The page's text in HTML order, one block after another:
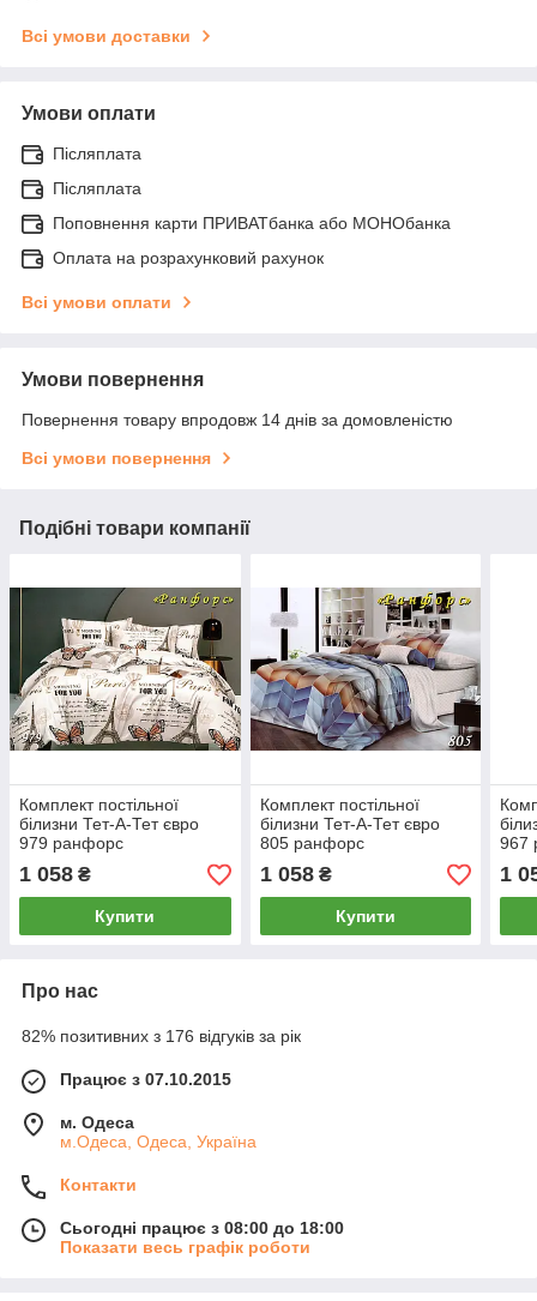
Всі умови доставки
Умови оплати
Післяплата
Післяплата
Поповнення карти ПРИВАТбанка або МОНОбанка
Оплата на розрахунковий рахунок
Всі умови оплати
Умови повернення
Повернення товару впродовж 14 днів за домовленістю
Всі умови повернення
Подібні товари компанії
Комплект постільної
білизни Тет-А-Тет євро
979 ранфорс
1 058 ₴
Купити
Комплект постільної
білизни Тет-А-Тет євро
805 ранфорс
1 058₴
Купити
967
1
Про нас
82% позитивних з 176 відгуків за рік
Працює з 07.10.2015
м. Одеса
м.Одеса, Одеса, Україна
Контакти
Сьогодні працює з 08:00 до 18:00
Показати весь графік роботи